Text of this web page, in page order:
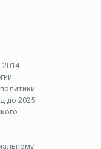
2014-
до 2025